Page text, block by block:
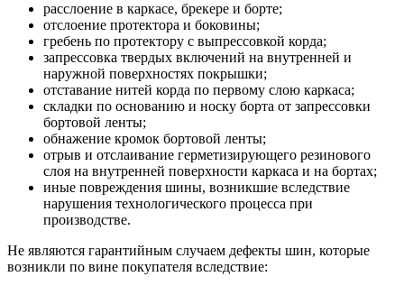
расслоение в каркасе, брекере и борте;
отслоение протектора и боковины;
гребень по протектору с выпрессовкой корда;
запрессовка твердых включений на внутренней и
наружной поверхностях покрышки;
отставание нитей корда по первому слою каркаса;
складки по основанию и носку борта от запрессовки
бортовой ленты;
обнажение кромок бортовой ленты;
отрыв и отслаивание герметизирующего резинового
слоя на внутренней поверхности каркаса и на бортах;
иные повреждения шины, возникшие вследствие
нарушения технологического процесса при
производстве.
Не являются гарантийным случаем дефекты шин, которые
возникли по вине покупателя вследствие: